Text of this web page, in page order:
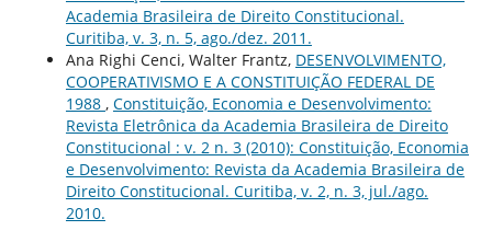
Academia Brasileira de Direito Constitucional.
Curitiba, v. 3, n. 5, ago./dez. 2011.
Ana Righi Cenci, Walter Frantz, DESENVOLVIMENTO,
COOPERATIVISMO E A CONSTITUIÇÃO FEDERAL DE
1988 , Constituição, Economia e Desenvolvimento:
Revista Eletrônica da Academia Brasileira de Direito
Constitucional : v. 2 n. 3 (2010): Constituição, Economia
e Desenvolvimento: Revista da Academia Brasileira de
Direito Constitucional. Curitiba, v. 2, n. 3, jul./ago.
2010.